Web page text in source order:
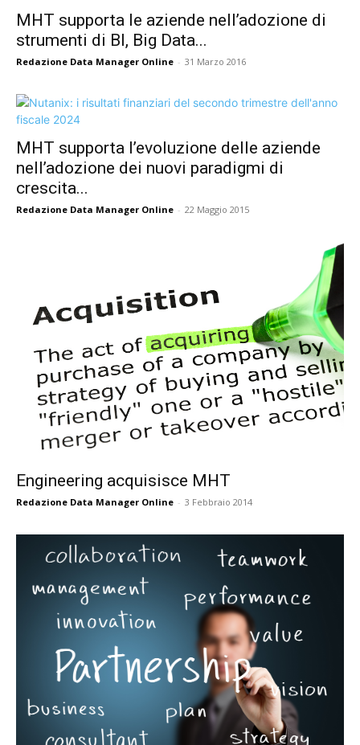
MHT supporta le aziende nell’adozione di
strumenti di BI, Big Data...
Redazione Data Manager Online - 31 Marzo 2016
MHT supporta l’evoluzione delle aziende
nell’adozione dei nuovi paradigmi di
crescita...
Redazione Data Manager Online - 22 Maggio 2015
Engineering acquisisce MHT
Redazione Data Manager Online - 3 Febbraio 2014